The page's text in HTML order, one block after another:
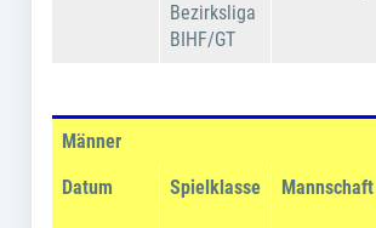
Bezirksliga
BIHF/GT
Männer
Datum
Spielklasse Mannschaft